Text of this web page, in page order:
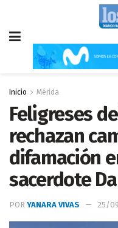
Inicio Mérida
Feligreses
rechazan
difamación
sacerdote
POR YANARA VIVAS 25/